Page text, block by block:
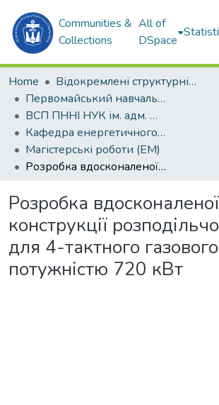
Communities &
Collections
All of
DSpace
Home
Відокремлені структурні підрозділи НУК ім. адм. Макарова
Первомайський навчально-науковий інститут НУК ім. адм. Макарова (ПННІ НУК)
ВСП ПННІ НУК ім. адм. Макарова
Кафедра енергетичного машинобудування (ЕМ)
Магістерські роботи (ЕМ)
Розробка вдосконаленої конструкції розподільчого валу для 4-тактного газового двигуна потужністю 720 кВт
Розробка вдосконаленої
конструкції
для 4-тактного
потужністю 720 кВт